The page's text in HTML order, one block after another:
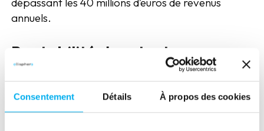
Consentement Détails À propos des cookies
annuels.
Rentabilité des start-up
Près d’un tiers des start-ups de la promotion 2024
(hors DeepTech) sont rentables, confirmant la
pertinence de leur modèle économique. Des